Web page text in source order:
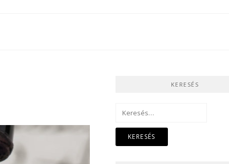
KERESÉS
Keresés: